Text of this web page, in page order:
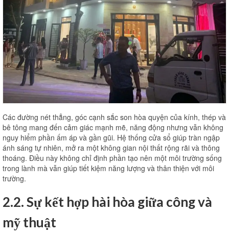
Các đường nét thẳng, góc cạnh sắc son hòa quyện của kính, thép và
bê tông mang đến cảm giác mạnh mẽ, năng động nhưng vẫn không
nguy hiểm phần ấm áp và gần gũi. Hệ thống cửa sổ giúp tràn ngập
ánh sáng tự nhiên, mở ra một không gian nội thất rộng rãi và thông
thoáng. Điều này không chỉ định phần tạo nên một môi trường sống
trong lành mà vẫn giúp tiết kiệm năng lượng và thân thiện với môi
trường.
2.2. Sự kết hợp hài hòa giữa công và
mỹ thuật